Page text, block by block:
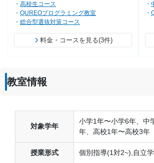
高校生コース
QUREOプログラミング教室
総合型選抜対策コース
料金・コースを見る(3件)
教室情報
対象学年
小学1年〜小学6年、中
年、高校1年〜高校3年
授業形式 個別指導(1対2~),自立